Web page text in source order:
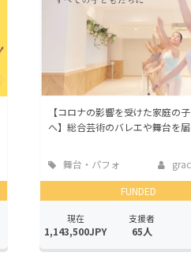
【コロナの影響を受けた家庭の
へ】総合芸術のバレエや舞台を届
舞台・パフォ
ーマンス
FUNDED
現在
1,143,500JPY
支援者
65人